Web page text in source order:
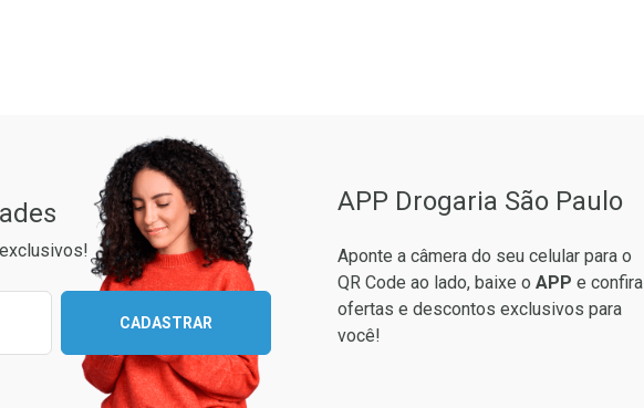
sem Desconto
sem Desconto
Ver Desconto Convênio
receber as melhores ofertas:
CADASTRAR
APP Drogaria São Paulo
Aponte a câmera do seu celular para o
QR Code ao lado, baixe o APP e confira
ofertas e descontos exclusivos para
você!